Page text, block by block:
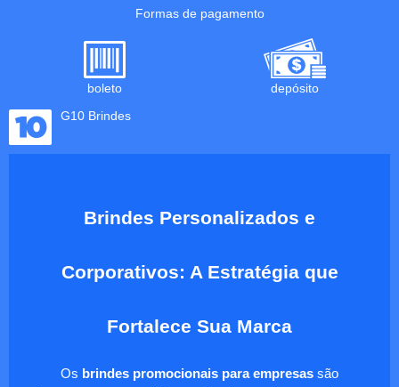
Formas de pagamento
boleto
depósito
G10 Brindes
Brindes Personalizados e
Corporativos: A Estratégia que
Fortalece Sua Marca
Os brindes promocionais para empresas são